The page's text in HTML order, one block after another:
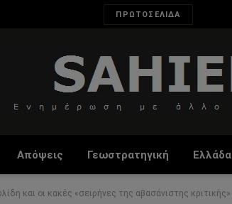
ΠΡΩΤΟΣΕΛΙΔΑ
Απόψεις Γεωστρατηγική Ελλάδα
και οι κακές «σειρήνες της αβασάνιστης κριτικής»